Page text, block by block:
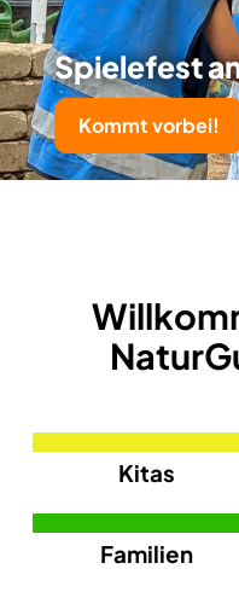
Spielefest
Kommt vorbei!
MutReiferei
Kitas
Familien